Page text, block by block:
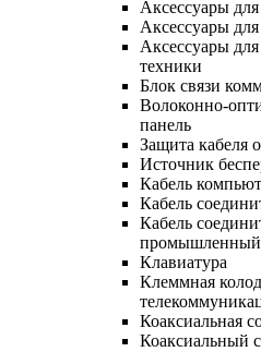
Аксессуары
Аксессуары
Аксессуары
техники
Блок связи
Волоконно-
панель
Защита кабеля
Источник
Кабель
Кабель
Кабель
промышленный
Клавиатура
Клеммная
Коаксиальная
Коаксиальный